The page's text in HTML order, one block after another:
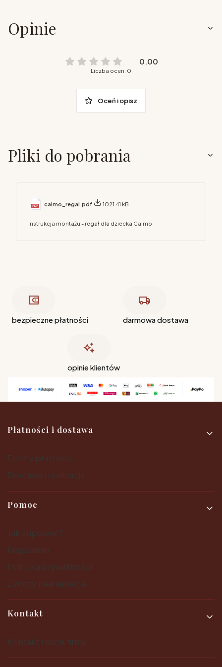
Opinie
0.00
Liczba ocen: 0
Oceń i opisz
Pliki do pobrania
calmo_regal.pdf 1021.41 kB
Instrukcja montażu - regał dla dziecka Calmo
bezpieczne płatności darmowa dostawa
opinie klientów
Linki w stopce
Płatności i dostawa
Pomoc
Kontakt